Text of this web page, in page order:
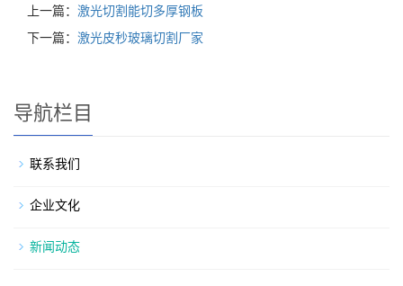
上一篇： 激光切割能切多厚钢板
下一篇： 激光皮秒玻璃切割厂家
导航栏目
联系我们
企业文化
新闻动态